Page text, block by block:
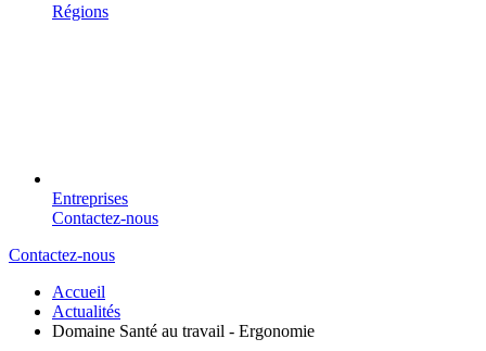
Régions
Entreprises
Contactez-nous
Contactez-nous
Accueil
Actualités
Domaine Santé au travail - Ergonomie